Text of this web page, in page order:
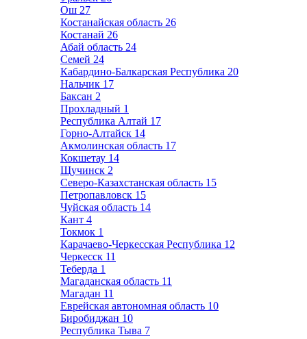
Ош 27
Костанайская область 26
Костанай 26
Абай область 24
Семей 24
Кабардино-Балкарская Республика 20
Нальчик 17
Баксан 2
Прохладный 1
Республика Алтай 17
Горно-Алтайск 14
Акмолинская область 17
Кокшетау 14
Щучинск 2
Северо-Казахстанская область 15
Петропавловск 15
Чуйская область 14
Кант 4
Токмок 1
Карачаево-Черкесская Республика 12
Черкесск 11
Теберда 1
Магаданская область 11
Магадан 11
Еврейская автономная область 10
Биробиджан 10
Республика Тыва 7